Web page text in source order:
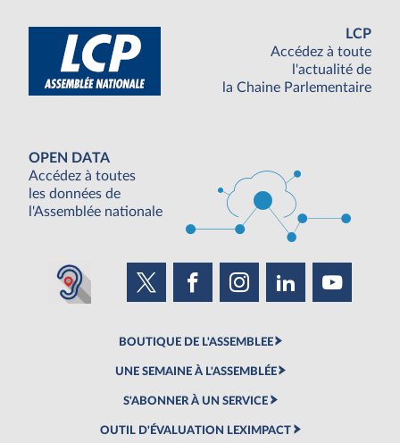
LCP
Accédez à toute
l'actualité de
la Chaine Parlementaire
OPEN DATA
Accédez à toutes
les données de
l'Assemblée nationale
BOUTIQUE DE L'ASSEMBLEE
UNE SEMAINE À L'ASSEMBLÉE
S'ABONNER À UN SERVICE
OUTIL D'ÉVALUATION LEXIMPACT